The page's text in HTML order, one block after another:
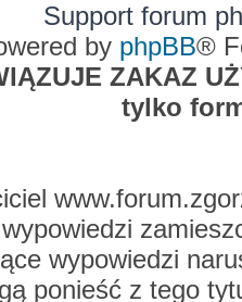
Support forum
by phpBB®
ZAKAZ
tylko
wypowiedzi
wypowiedzi
ponieść z tego